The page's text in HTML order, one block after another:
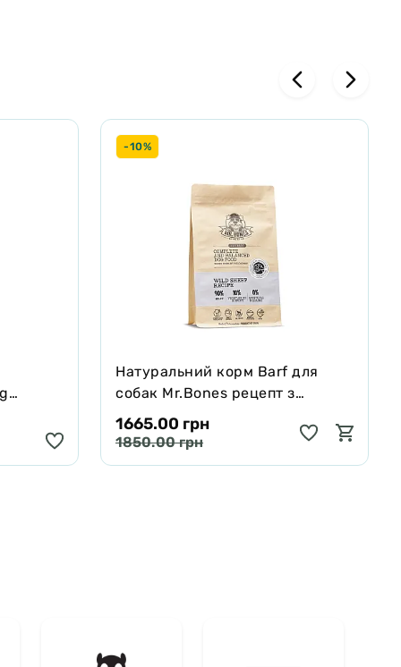
250 мл
-10%
Натуральний корм Barf для
собак Mr.Bones рецепт з
Муфлона 1 кг
1665.00 грн
1850.00 грн